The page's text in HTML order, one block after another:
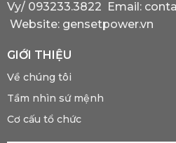
Có?
Vy/ 093233.3822 Email:
Website: gensetpower.vn
GIỚI THIỆU
Về chúng tôi
Tầm nhìn sứ mệnh
Cơ cấu tổ chức